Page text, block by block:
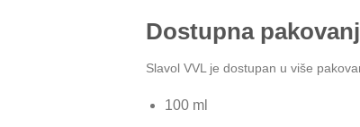
Dostupna
Slavol VVL je dostupan u više
100 ml